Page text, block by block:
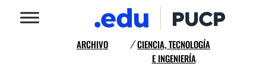
ARCHIVO /CIENCIA, TECNOLOGÍA
E INGENIERÍA